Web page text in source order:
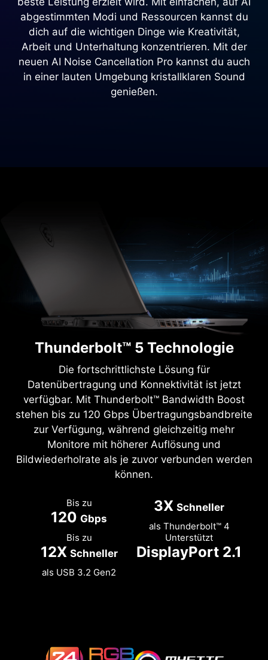
abgestimmten Modi und Ressourcen kannst du
dich auf die wichtigen Dinge wie Kreativität,
Arbeit und Unterhaltung konzentrieren. Mit der
neuen AI Noise Cancellation Pro kannst du auch
in einer lauten Umgebung kristallklaren Sound
genießen.
Thunderbolt™ 5 Technologie
Die fortschrittlichste Lösung für
Datenübertragung und Konnektivität ist jetzt
verfügbar. Mit Thunderbolt™ Bandwidth Boost
stehen bis zu 120 Gbps Übertragungsbandbreite
zur Verfügung, während gleichzeitig mehr
Monitore mit höherer Auflösung und
Bildwiederholrate als je zuvor verbunden werden
können.
Bis zu
120 Gbps
3X Schneller
als Thunderbolt™ 4
Bis zu
12X Schneller
als USB 3.2 Gen2
Unterstützt
DisplayPort 2.1